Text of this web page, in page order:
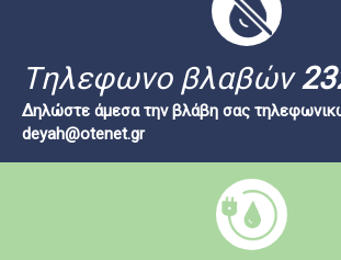
Tηλεφωνο βλαβών
Δηλώστε άμεσα την βλάβη σας
deyah@otenet.gr